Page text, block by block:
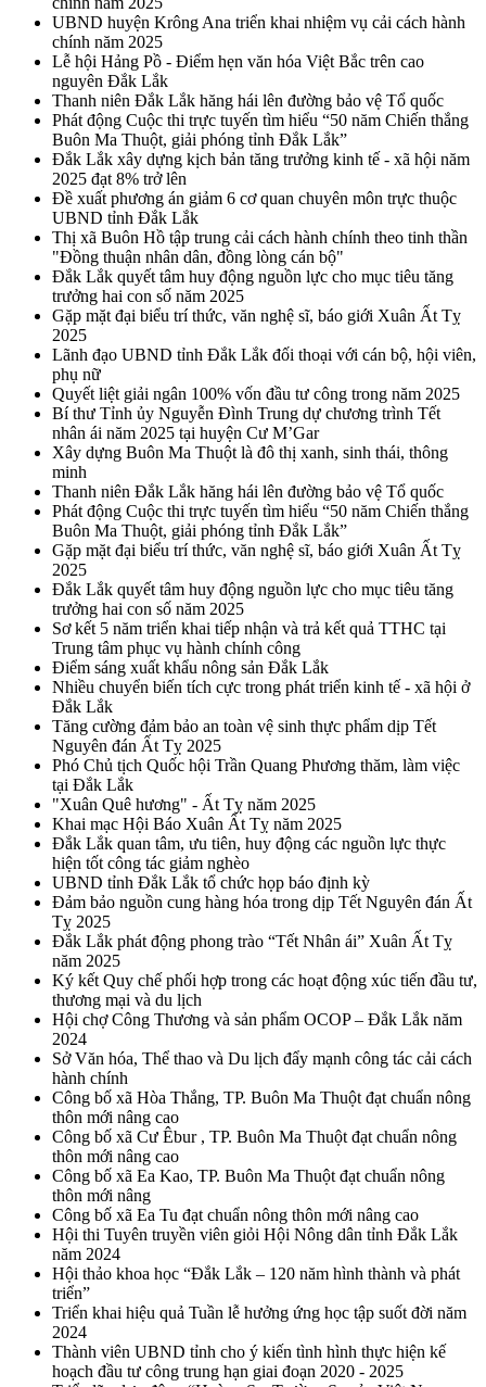
UBND huyện Krông Ana triển khai nhiệm vụ cải cách hành
chính năm 2025
Lễ hội Hảng Pồ - Điểm hẹn văn hóa Việt Bắc trên cao
nguyên Đắk Lắk
Thanh niên Đắk Lắk hăng hái lên đường bảo vệ Tổ quốc
Phát động Cuộc thi trực tuyến tìm hiểu “50 năm Chiến thắng
Buôn Ma Thuột, giải phóng tỉnh Đắk Lắk”
Đắk Lắk xây dựng kịch bản tăng trưởng kinh tế - xã hội năm
2025 đạt 8% trở lên
Đề xuất phương án giảm 6 cơ quan chuyên môn trực thuộc
UBND tỉnh Đắk Lắk
Thị xã Buôn Hồ tập trung cải cách hành chính theo tinh thần
"Đồng thuận nhân dân, đồng lòng cán bộ"
Đắk Lắk quyết tâm huy động nguồn lực cho mục tiêu tăng
trưởng hai con số năm 2025
Gặp mặt đại biểu trí thức, văn nghệ sĩ, báo giới Xuân Ất Tỵ
2025
Lãnh đạo UBND tỉnh Đắk Lắk đối thoại với cán bộ, hội viên,
phụ nữ
Quyết liệt giải ngân 100% vốn đầu tư công trong năm 2025
Bí thư Tỉnh ủy Nguyễn Đình Trung dự chương trình Tết
nhân ái năm 2025 tại huyện Cư M’Gar
Xây dựng Buôn Ma Thuột là đô thị xanh, sinh thái, thông
minh
Thanh niên Đắk Lắk hăng hái lên đường bảo vệ Tổ quốc
Phát động Cuộc thi trực tuyến tìm hiểu “50 năm Chiến thắng
Buôn Ma Thuột, giải phóng tỉnh Đắk Lắk”
Gặp mặt đại biểu trí thức, văn nghệ sĩ, báo giới Xuân Ất Tỵ
2025
Đắk Lắk quyết tâm huy động nguồn lực cho mục tiêu tăng
trưởng hai con số năm 2025
Sơ kết 5 năm triển khai tiếp nhận và trả kết quả TTHC tại
Trung tâm phục vụ hành chính công
Điểm sáng xuất khẩu nông sản Đắk Lắk
Nhiều chuyển biến tích cực trong phát triển kinh tế - xã hội ở
Đắk Lắk
Tăng cường đảm bảo an toàn vệ sinh thực phẩm dịp Tết
Nguyên đán Ất Tỵ 2025
Phó Chủ tịch Quốc hội Trần Quang Phương thăm, làm việc
tại Đắk Lắk
"Xuân Quê hương" - Ất Tỵ năm 2025
Khai mạc Hội Báo Xuân Ất Tỵ năm 2025
Đắk Lắk quan tâm, ưu tiên, huy động các nguồn lực thực
hiện tốt công tác giảm nghèo
UBND tỉnh Đắk Lắk tổ chức họp báo định kỳ
Đảm bảo nguồn cung hàng hóa trong dịp Tết Nguyên đán Ất
Tỵ 2025
Đắk Lắk phát động phong trào “Tết Nhân ái” Xuân Ất Tỵ
năm 2025
Ký kết Quy chế phối hợp trong các hoạt động xúc tiến đầu tư,
thương mại và du lịch
Hội chợ Công Thương và sản phẩm OCOP – Đắk Lắk năm
2024
Sở Văn hóa, Thể thao và Du lịch đẩy mạnh công tác cải cách
hành chính
Công bố xã Hòa Thắng, TP. Buôn Ma Thuột đạt chuẩn nông
thôn mới nâng cao
Công bố xã Cư Êbur , TP. Buôn Ma Thuột đạt chuẩn nông
thôn mới nâng cao
Công bố xã Ea Kao, TP. Buôn Ma Thuột đạt chuẩn nông
thôn mới nâng
Công bố xã Ea Tu đạt chuẩn nông thôn mới nâng cao
Hội thi Tuyên truyền viên giỏi Hội Nông dân tỉnh Đắk Lắk
năm 2024
Hội thảo khoa học “Đắk Lắk – 120 năm hình thành và phát
triển”
Triển khai hiệu quả Tuần lễ hưởng ứng học tập suốt đời năm
2024
Thành viên UBND tỉnh cho ý kiến tình hình thực hiện kế
hoạch đầu tư công trung hạn giai đoạn 2020 - 2025